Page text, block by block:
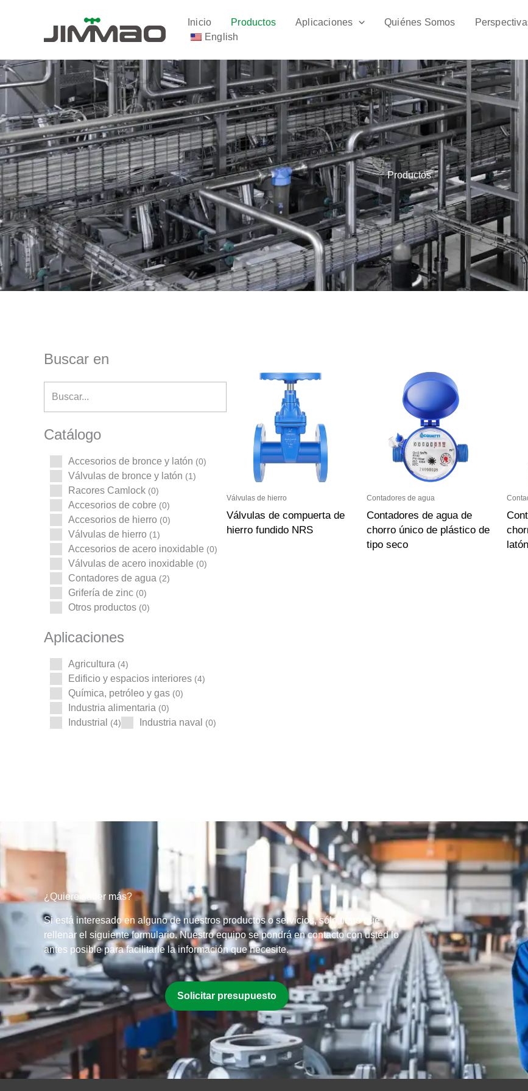
Inicio Productos Aplicaciones Quiénes Somos
English
Productos
Buscar en
Catálogo
Accesorios de bronce y latón (0)
Válvulas de bronce y latón (1)
Racores Camlock (0)
Accesorios de cobre (0)
Accesorios de hierro (0)
Válvulas de hierro (1)
Accesorios de acero inoxidable (0)
Válvulas de acero inoxidable (0)
Contadores de agua (2)
Grifería de zinc (0)
Otros productos (0)
Aplicaciones
Agricultura (4)
Edificio y espacios interiores (4)
Química, petróleo y gas (0)
Industria alimentaria (0)
Industrial (4) Industria naval (0)
Válvulas de hierro
Válvulas de compuerta de
hierro fundido NRS
Contadores de agua
Contadores de agua de
chorro único de plástico de
tipo seco
latón
¿Quiere saber más?
Si está interesado en alguno de nuestros productos o servicios, sólo tiene que
rellenar el siguiente formulario. Nuestro equipo se pondrá en contacto con usted lo
antes posible para facilitarle la información que necesite.
Solicitar presupuesto